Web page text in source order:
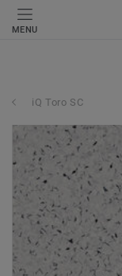
MENU
iQ Toro SC